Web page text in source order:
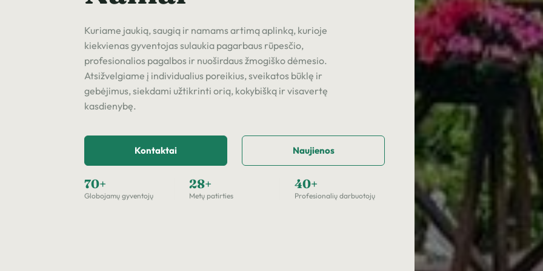
Kuriame jaukią, saugią ir namams artimą aplinką, kurioje
kiekvienas gyventojas sulaukia pagarbaus rūpesčio,
profesionalios pagalbos ir nuoširdaus žmogiško dėmesio.
Atsižvelgiame į individualius poreikius, sveikatos būklę ir
gebėjimus, siekdami užtikrinti orią, kokybišką ir visavertę
kasdienybę.
Kontaktai Naujienos
70+
Globojamų gyventojų
28+
Metų patirties
40+
Profesionalių darbuotojų